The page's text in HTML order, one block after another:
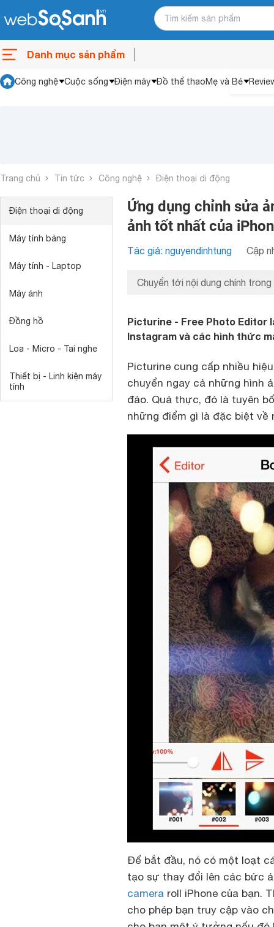
Danh mục sản phẩm
Công nghệ Cuộc sống Điện máy Đồ thể thaoMẹ và Bé
Trang chủ Tin tức Công nghệ Điện thoại di động
Điện thoại di động
Máy tính bảng
Máy tính - Laptop
Máy ảnh
Đồng hồ
Loa - Micro - Tai nghe
Thiết bị - Linh kiện máy
tính
Ứng dụng chỉnh sửa
ảnh tốt nhất của
Tác giả: nguyendinhtung Cập
Chuyển tới nội dung chính trong
Picturine - Free Photo Editor
Instagram và các hình thức
Picturine cung cấp nhiều
chuyển ngay cả những hình
đáo. Quả thực, đó là tuyên
những điểm gì là đặc biệt
Để bắt đầu, nó có một loạt
tạo sự thay đổi lên các bức
camera roll iPhone của bạn.
cho phép bạn truy cập vào